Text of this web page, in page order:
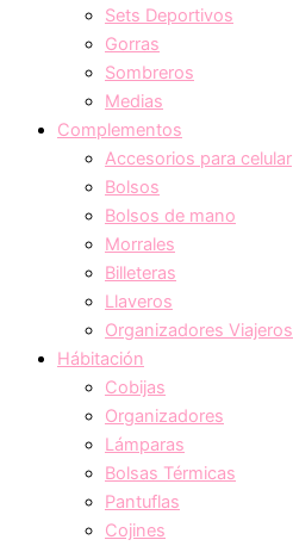
Sets Deportivos
Gorras
Sombreros
Medias
Complementos
Accesorios para celular
Bolsos
Bolsos de mano
Morrales
Billeteras
Llaveros
Organizadores Viajeros
Hábitación
Cobijas
Organizadores
Lámparas
Bolsas Térmicas
Pantuflas
Cojines